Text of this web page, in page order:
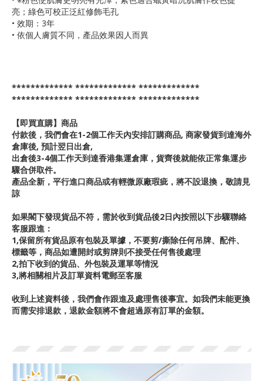
亮；綠色可校正泛紅修飾毛孔
• 效期：3年
• 依個人膚質不同，產品效果因人而異
************* ************* *************
************* ************* *************
【即買直購】商品
付款後，我們會在1-2個工作天內安排訂購商品, 商家發貨到達海外
倉庫後, 預計翌日出倉,
出倉後3-4個工作天到達香港集運倉庫，貨齊後就能依正常集運步
驟合併取件。
產品全新，平行進口商品或有輕微原廠瑕疵，將不設退換，敬請見
諒
如果閣下發現貨品不符，需於收到貨品後2日內按照以下步驟聯絡
客服跟進：
1,保留所有貨品原有包裝及單據，不要剪/撕除任何吊牌、配件、
標籤等，商品如遭開封或剪牌則不接受任何售後處理
2,拍下收到的貨品、外包裝及運單等情況
3,將相關相片及訂單資料電郵至客服
收到上述資料後，我們會作跟進及處理售後事宜。如我們未能更換
而需安排退款，退款金額將不會超過原有訂單的金額。